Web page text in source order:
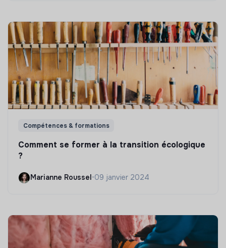
Compétences & formations
Comment se former à la transition écologique
?
Marianne Roussel •09 janvier 2024